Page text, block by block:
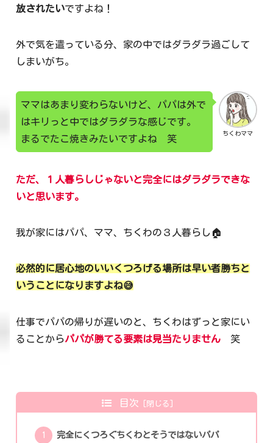
放されたいですよね！
外で気を遣っている分、家の中ではダラダラ過ごして
しまいがち。
ちくわママ
ママはあまり変わらないけど、パパは外で
はキリっと中ではダラダラな感じです。
まるでたこ焼きみたいですよね 笑
ただ、１人暮らしじゃないと完全にはダラダラできな
いと思います。
我が家にはパパ、ママ、ちくわの３人暮らし🏠
必然的に居心地のいいくつろげる場所は早い者勝ちと
いうことになりますよね😅
仕事でパパの帰りが遅いのと、ちくわはずっと家にい
ることからパパが勝てる要素は見当たりません 笑
目次
完全にくつろぐちくわとそうではないパパ